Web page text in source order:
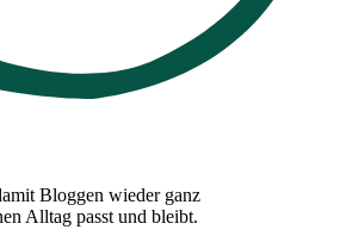
Bloggen wieder ganz
Alltag passt und bleibt.